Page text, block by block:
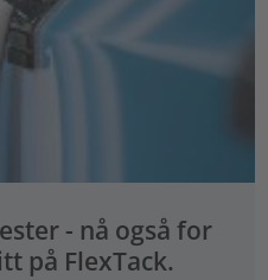
- nå også for
på FlexTack.